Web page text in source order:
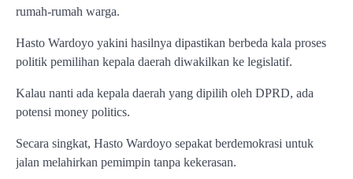
rumah-rumah warga.
Hasto Wardoyo yakini hasilnya dipastikan berbeda kala proses
politik pemilihan kepala daerah diwakilkan ke legislatif.
Kalau nanti ada kepala daerah yang dipilih oleh DPRD, ada
potensi money politics.
Secara singkat, Hasto Wardoyo sepakat berdemokrasi untuk
jalan melahirkan pemimpin tanpa kekerasan.